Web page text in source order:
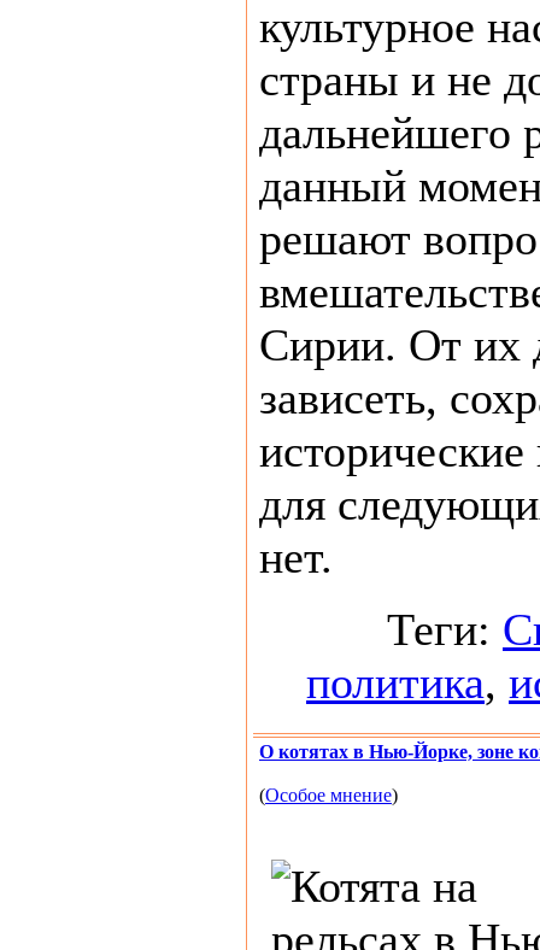
культурное
страны и не
дальнейшего
данный
решают
Сирии. От их
зависеть,
для
нет.
Теги:
политика,
О котятах в Нью-Йорке, зоне
(Особое мнение)